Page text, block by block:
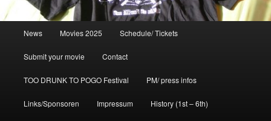
News Movies 2025 Schedule/ Tickets
Submit your movie Contact
TOO DRUNK TO POGO Festival PM/ press infos
Links/Sponsoren Impressum History (1st – 6th)